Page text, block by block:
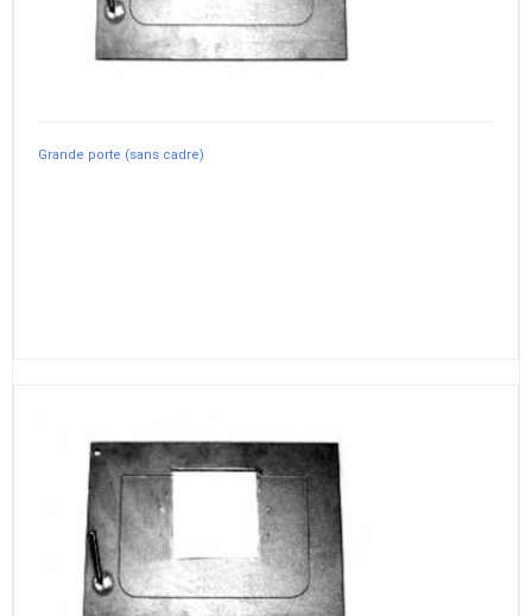
Grande porte (sans cadre)